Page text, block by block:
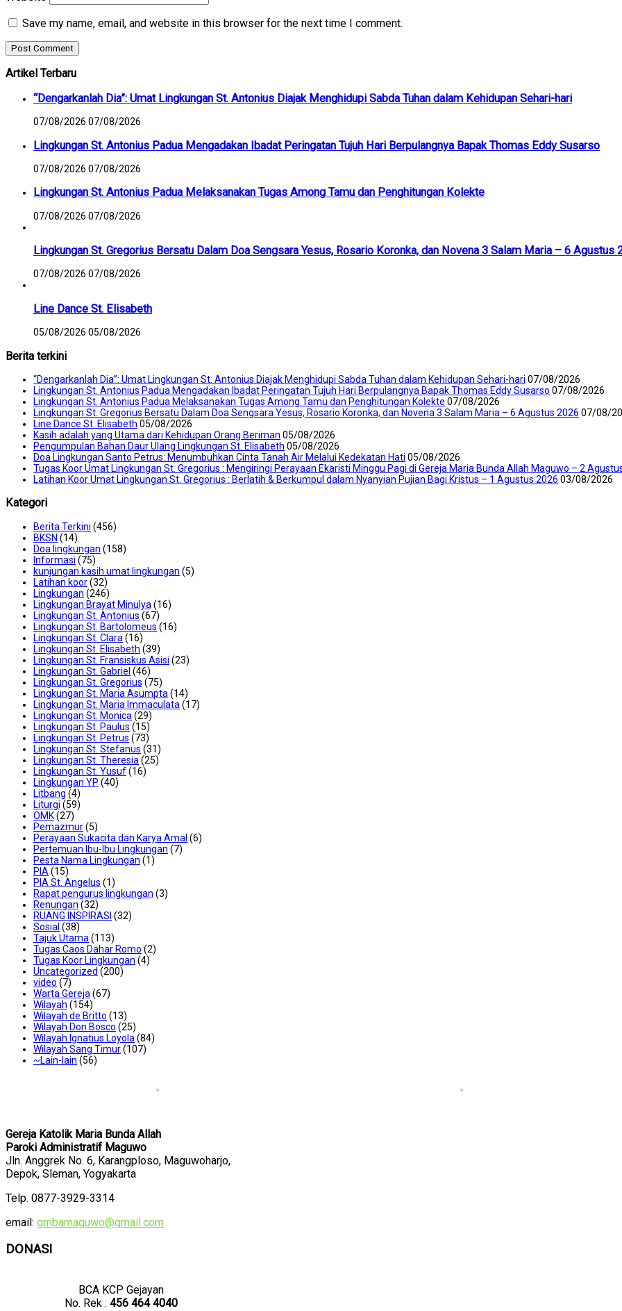
Save my name, email, and website in this browser for the next time I comment.
Artikel Terbaru
“Dengarkanlah Dia”: Umat Lingkungan St. Antonius Diajak Menghidupi Sabda Tuhan dalam Kehidupan Sehari-hari
07/08/2026 07/08/2026
Lingkungan St. Antonius Padua Mengadakan Ibadat Peringatan Tujuh Hari Berpulangnya Bapak Thomas Eddy Susarso
07/08/2026 07/08/2026
Lingkungan St. Antonius Padua Melaksanakan Tugas Among Tamu dan Penghitungan Kolekte
07/08/2026 07/08/2026
Lingkungan St. Gregorius Bersatu Dalam Doa Sengsara Yesus, Rosario Koronka, dan Novena 3 Salam Maria – 6 Agustus
07/08/2026 07/08/2026
Line Dance St. Elisabeth
05/08/2026 05/08/2026
Berita terkini
“Dengarkanlah Dia”: Umat Lingkungan St. Antonius Diajak Menghidupi Sabda Tuhan dalam Kehidupan Sehari-hari 07/08/2026
Lingkungan St. Antonius Padua Mengadakan Ibadat Peringatan Tujuh Hari Berpulangnya Bapak Thomas Eddy Susarso 07/08/2026
Lingkungan St. Antonius Padua Melaksanakan Tugas Among Tamu dan Penghitungan Kolekte 07/08/2026
Lingkungan St. Gregorius Bersatu Dalam Doa Sengsara Yesus, Rosario Koronka, dan Novena 3 Salam Maria – 6 Agustus 2026 07/08/
Line Dance St. Elisabeth 05/08/2026
Kasih adalah yang Utama dari Kehidupan Orang Beriman 05/08/2026
Pengumpulan Bahan Daur Ulang Lingkungan St. Elisabeth 05/08/2026
Doa Lingkungan Santo Petrus: Menumbuhkan Cinta Tanah Air Melalui Kedekatan Hati 05/08/2026
Tugas Koor Umat Lingkungan St. Gregorius : Mengiringi Perayaan Ekaristi Minggu Pagi di Gereja Maria Bunda Allah Maguwo – 2
Latihan Koor Umat Lingkungan St. Gregorius : Berlatih & Berkumpul dalam Nyanyian Pujian Bagi Kristus – 1 Agustus 2026 03/08/2026
Kategori
Berita Terkini (456)
BKSN (14)
Doa lingkungan (158)
Informasi (75)
kunjungan kasih umat lingkungan (5)
Latihan koor(32)
Lingkungan (246)
Lingkungan Brayat Minulya (16)
Lingkungan St. Antonius (67)
Lingkungan St. Bartolomeus (16)
Lingkungan St. Clara (16)
Lingkungan St. Elisabeth (39)
Lingkungan St. Fransiskus Asisi (23)
Lingkungan St. Gabriel (46)
Lingkungan St. Gregorius (75)
Lingkungan St. Maria Asumpta (14)
Lingkungan St. Maria Immaculata (17)
Lingkungan St. Monica (29)
Lingkungan St. Paulus (15)
Lingkungan St. Petrus (73)
Lingkungan St. Stefanus (31)
Lingkungan St. Theresia (25)
Lingkungan St. Yusuf(16)
Lingkungan YP (40)
Litbang (4)
Liturgi (59)
OMK(27)
Pemazmur(5)
Perayaan Sukacita dan Karya Amal (6)
Pertemuan Ibu-Ibu Lingkungan (7)
Pesta Nama Lingkungan (1)
PIA (15)
PIA St. Angelus (1)
Rapat pengurus lingkungan (3)
Renungan (32)
RUANG INSPIRASI (32)
Sosial (38)
Tajuk Utama (113)
Tugas Caos Dahar Romo (2)
Tugas Koor Lingkungan (4)
Uncategorized (200)
video (7)
Warta Gereja (67)
Wilayah (154)
Wilayah de Britto (13)
Wilayah Don Bosco (25)
Wilayah Ignatius Loyola (84)
Wilayah Sang Timur(107)
~Lain-lain (56)
Gereja Katolik Maria Bunda Allah
Paroki Administratif Maguwo
Jln. Anggrek No. 6, Karangploso, Maguwoharjo,
Depok, Sleman, Yogyakarta
Telp. 0877-3929-3314
email: gmbamaguwo@gmail.com
DONASI
BCA KCP Gejayan
No. Rek : 456 464 4040